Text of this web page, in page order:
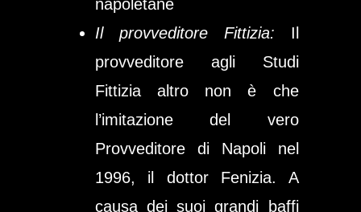
napoletane
Il provveditore Fittizia: Il
provveditore agli Studi
Fittizia altro non è che
l’imitazione del vero
Provveditore di Napoli nel
1996, il dottor Fenizia. A
causa dei suoi grandi baffi